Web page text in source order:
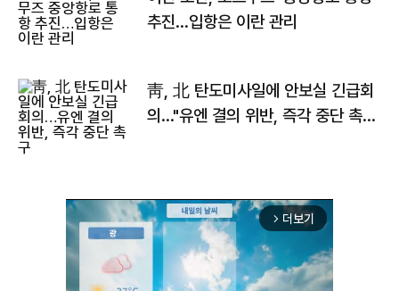
추진…입항은 이란 관리
靑, 北 탄도미사일에 안보실 긴급회
의…"유엔 결의 위반, 즉각 중단 촉
arrow_forward_ios 더보기